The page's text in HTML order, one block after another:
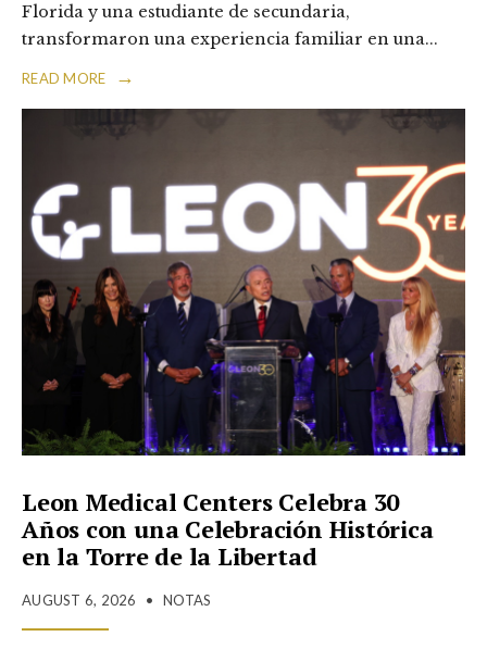
Florida y una estudiante de secundaria,
transformaron una experiencia familiar en una...
READ MORE →
Leon Medical Centers Celebra 30
Años con una Celebración Histórica
en la Torre de la Libertad
AUGUST 6, 2026 • NOTAS